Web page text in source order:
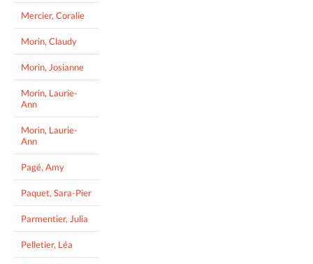
Mercier, Coralie
Morin, Claudy
Morin, Josianne
Morin, Laurie-
Ann
Morin, Laurie-
Ann
Pagé, Amy
Paquet, Sara-Pier
Parmentier, Julia
Pelletier, Léa